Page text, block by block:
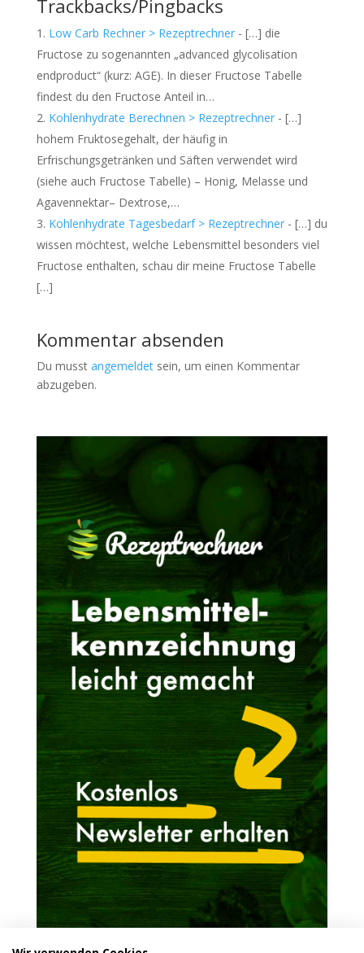
Trackbacks/Pingbacks
Low Carb Rechner > Rezeptrechner- […] die
Fructose zu sogenannten „advanced glycolisation
endproduct“ (kurz: AGE). In dieser Fructose Tabelle
findest du den Fructose Anteil in…
Kohlenhydrate Berechnen > Rezeptrechner- […]
hohem Fruktosegehalt, der häufig in
Erfrischungsgetränken und Säften verwendet wird
(siehe auch Fructose Tabelle) – Honig, Melasse und
Agavennektar– Dextrose,…
Kohlenhydrate Tagesbedarf > Rezeptrechner- […] du
wissen möchtest, welche Lebensmittel besonders viel
Fructose enthalten, schau dir meine Fructose Tabelle
[…]
Kommentar absenden
Du musst angemeldetsein, um einen Kommentar
abzugeben.